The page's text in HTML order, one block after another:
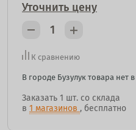
Уточнить цену
К сравнению
В городе Бузулук товара нет
Заказать 1 шт. со склада
в 1 магазинов , бесплатно